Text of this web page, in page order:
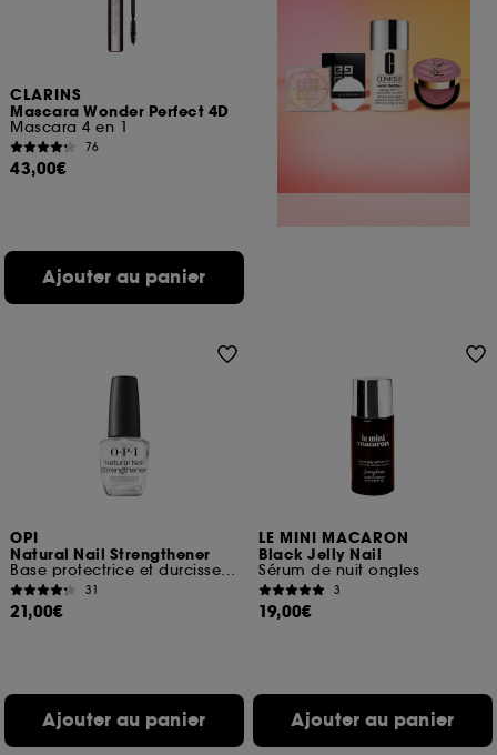
CLARINS
Mascara Wonder Perfect 4D
Mascara 4 en 1
76
43,00€
Ajouter au panier
OPI
Natural Nail Strengthener
Base protectrice et durcisseur pour ongles naturels
31
21,00€
Ajouter au panier
LE MINI MACARON
Black Jelly Nail
Sérum de nuit ongles
3
19,00€
Ajouter au panier